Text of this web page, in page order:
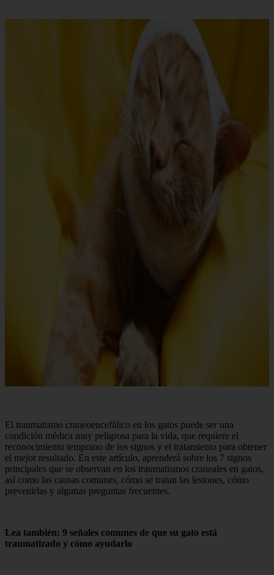
El traumatismo craneoencefálico en los gatos puede ser una
condición médica muy peligrosa para la vida, que requiere el
reconocimiento temprano de los signos y el tratamiento para obtener
el mejor resultado. En este artículo, aprenderá sobre los 7 signos
principales que se observan en los traumatismos craneales en gatos,
así como las causas comunes, cómo se tratan las lesiones, cómo
prevenirlas y algunas preguntas frecuentes.
Lea también: 9 señales comunes de que su gato está
traumatizado y cómo ayudarlo